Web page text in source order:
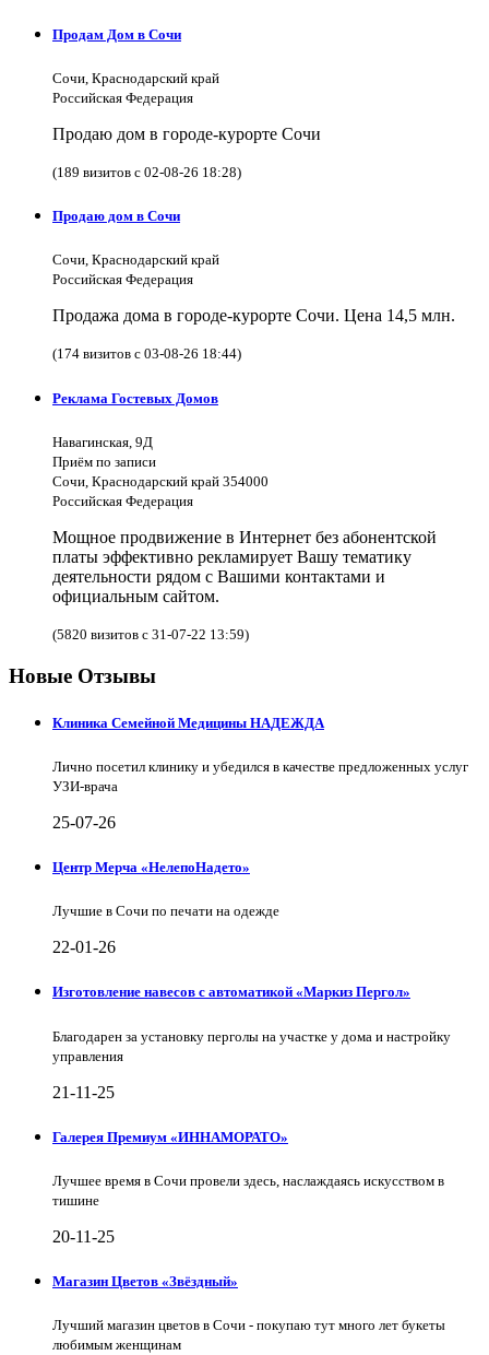
Продам Дом в Сочи
Сочи, Краснодарский край
Российская Федерация
Продаю дом в городе-курорте Сочи
(189 визитов с 02-08-26 18:28)
Продаю дом в Сочи
Сочи, Краснодарский край
Российская Федерация
Продажа дома в городе-курорте Сочи. Цена 14,5 млн.
(174 визитов с 03-08-26 18:44)
Реклама Гостевых Домов
Навагинская, 9Д
Приём по записи
Сочи, Краснодарский край 354000
Российская Федерация
Мощное продвижение в Интернет без абонентской
платы эффективно рекламирует Вашу тематику
деятельности рядом с Вашими контактами и
официальным сайтом.
(5820 визитов с 31-07-22 13:59)
Новые Отзывы
Клиника Семейной Медицины НАДЕЖДА
Лично посетил клинику и убедился в качестве предложенных услуг
УЗИ-врача
25-07-26
Центр Мерча «НелепоНадето»
Лучшие в Сочи по печати на одежде
22-01-26
Изготовление навесов с автоматикой «Маркиз Пергол»
Благодарен за установку перголы на участке у дома и настройку
управления
21-11-25
Галерея Премиум «ИННАМОРАТО»
Лучшее время в Сочи провели здесь, наслаждаясь искусством в
тишине
20-11-25
Магазин Цветов «Звёздный»
Лучший магазин цветов в Сочи - покупаю тут много лет букеты
любимым женщинам